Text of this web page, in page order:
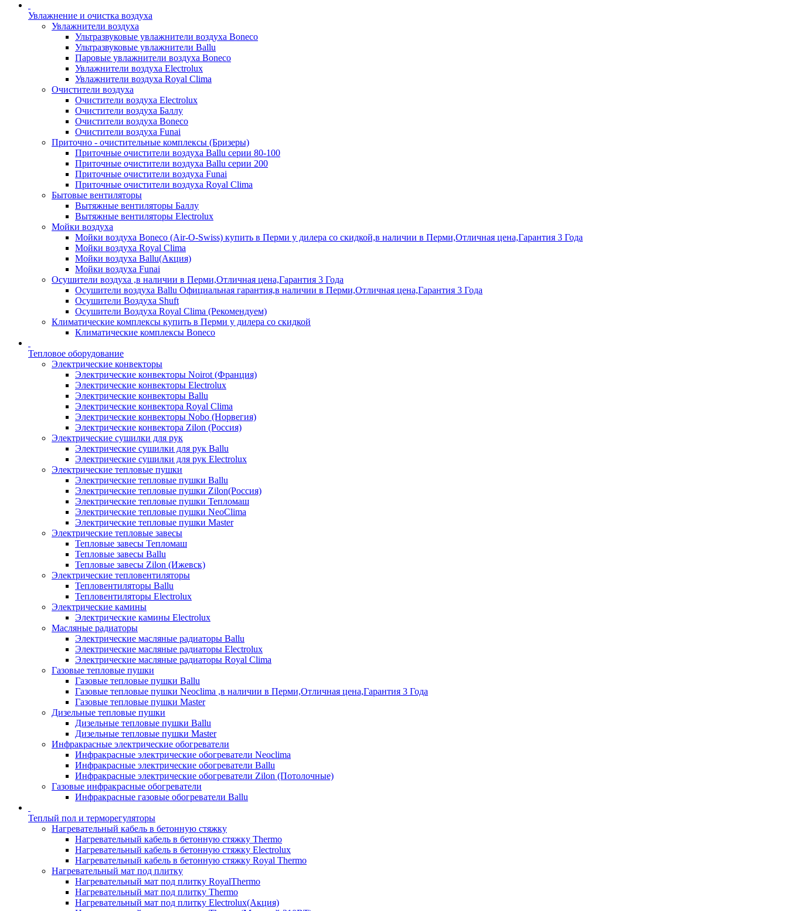
Увлажнение и очистка воздуха
Увлажнители воздуха
Ультразвуковые увлажнители воздуха Boneco
Ультразвуковые увлажнители Ballu
Паровые увлажнители воздуха Boneco
Увлажнители воздуха Electrolux
Увлажнители воздуха Royal Clima
Очистители воздуха
Очистители воздуха Electrolux
Очистители воздуха Баллу
Очистители воздуха Boneco
Очистители воздуха Funai
Приточно - очистительные комплексы (Бризеры)
Приточные очистители воздуха Ballu серии 80-100
Приточные очистители воздуха Ballu серии 200
Приточные очистители воздуха Funai
Приточные очистители воздуха Royal Clima
Бытовые вентиляторы
Вытяжные вентиляторы Баллу
Вытяжные вентиляторы Electrolux
Мойки воздуха
Мойки воздуха Boneco (Air-O-Swiss) купить в Перми у дилера со скидкой,в наличии в Перми,Отличная цена,Гарантия 3 Года
Мойки воздуха Royal Clima
Мойки воздуха Ballu(Акция)
Мойки воздуха Funai
Осушители воздуха ,в наличии в Перми,Отличная цена,Гарантия 3 Года
Осушители воздуха Ballu Официальная гарантия,в наличии в Перми,Отличная цена,Гарантия 3 Года
Осушители Воздуха Shuft
Осушители Воздуха Royal Clima (Рекомендуем)
Климатические комплексы купить в Перми у дилера со скидкой
Климатические комплексы Boneсo
Тепловое оборудование
Электрические конвекторы
Электрические конвекторы Noirot (Франция)
Электрические конвекторы Electrolux
Электрические конвекторы Ballu
Электрические конвектора Royal Clima
Электрические конвекторы Nobo (Норвегия)
Электрические конвектора Zilon (Россия)
Электрические сушилки для рук
Электрические сушилки для рук Ballu
Электрические сушилки для рук Electrolux
Электрические тепловые пушки
Электрические тепловые пушки Ballu
Электрические тепловые пушки Zilon(Россия)
Электрические тепловые пушки Тепломаш
Электрические тепловые пушки NeoClima
Электрические тепловые пушки Master
Электрические тепловые завесы
Тепловые завесы Тепломаш
Тепловые завесы Ballu
Тепловые завесы Zilon (Ижевск)
Электрические тепловентиляторы
Тепловентиляторы Ballu
Тепловентиляторы Electrolux
Электрические камины
Электрические камины Electrolux
Масляные радиаторы
Электрические масляные радиаторы Ballu
Электрические масляные радиаторы Electrolux
Электрические масляные радиаторы Royal Clima
Газовые тепловые пушки
Газовые тепловые пушки Ballu
Газовые тепловые пушки Neoclima ,в наличии в Перми,Отличная цена,Гарантия 3 Года
Газовые тепловые пушки Master
Дизельные тепловые пушки
Дизельные тепловые пушки Ballu
Дизельные тепловые пушки Master
Инфракрасные электрические обогреватели
Инфракрасные электрические обогреватели Neoclima
Инфракрасные электрические обогреватели Ballu
Инфракрасные электрические обогреватели Zilon (Потолочные)
Газовые инфракрасные обогреватели
Инфракрасные газовые обогреватели Ballu
Теплый пол и терморегуляторы
Нагревательный кабель в бетонную стяжку
Нагревательный кабель в бетонную стяжку Thermo
Нагревательный кабель в бетонную стяжку Electrolux
Нагревательный кабель в бетонную стяжку Royal Thermo
Нагревательный мат под плитку
Нагревательный мат под плитку RoyalThermo
Нагревательный мат под плитку Thermo
Нагревательный мат под плитку Electrolux(Акция)